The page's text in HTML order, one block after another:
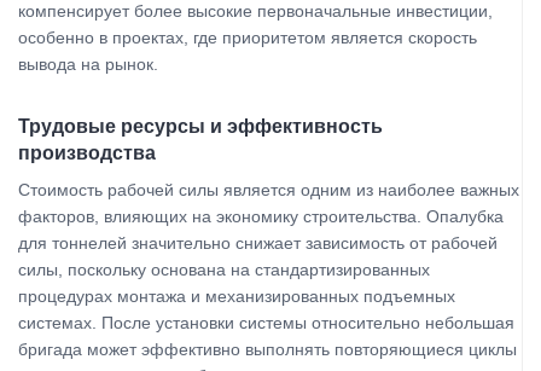
компенсирует более высокие первоначальные инвестиции,
особенно в проектах, где приоритетом является скорость
вывода на рынок.
Трудовые ресурсы и эффективность
производства
Стоимость рабочей силы является одним из наиболее важных
факторов, влияющих на экономику строительства. Опалубка
для тоннелей значительно снижает зависимость от рабочей
силы, поскольку основана на стандартизированных
процедурах монтажа и механизированных подъемных
системах. После установки системы относительно небольшая
бригада может эффективно выполнять повторяющиеся циклы